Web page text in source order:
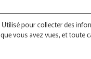
Utilisé pour collecter des
que vous avez vues, et toute